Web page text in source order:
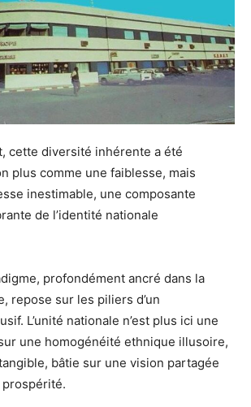
cette diversité inhérente a été
plus comme une faiblesse, mais
inestimable, une composante
de l’identité nationale
profondément ancré dans la
repose sur les piliers d’un
L’unité nationale n’est plus ici une
une homogénéité ethnique illusoire,
bâtie sur une vision partagée